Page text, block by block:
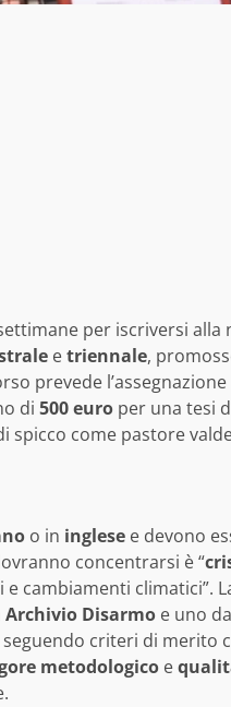
per iscriversi alla
etriennale,
prevede
di 500 euro per una tesi
spicco come pastore
o in inglese e devono
concentrarsi è “
cambiamenti climatici”.
Archivio Disarmo e uno
criteri di merito
metodologico e